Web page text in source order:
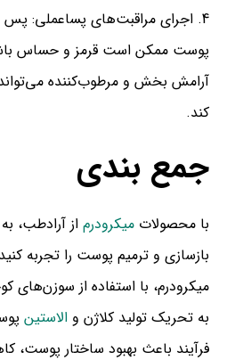
اجرای مراقبت‌های پساعملی: پس
پوست ممکن است قرمز و حساس
آرامش بخش و مرطوب‌کننده
کند.
جمع بندی
با محصولات میکرودرم از آرادطب،
بازسازی و ترمیم پوست را تجربه
میکرودرم، با استفاده از سوزن‌های
به تحریک تولید کلاژن و الاستین
فرآیند باعث بهبود ساختار